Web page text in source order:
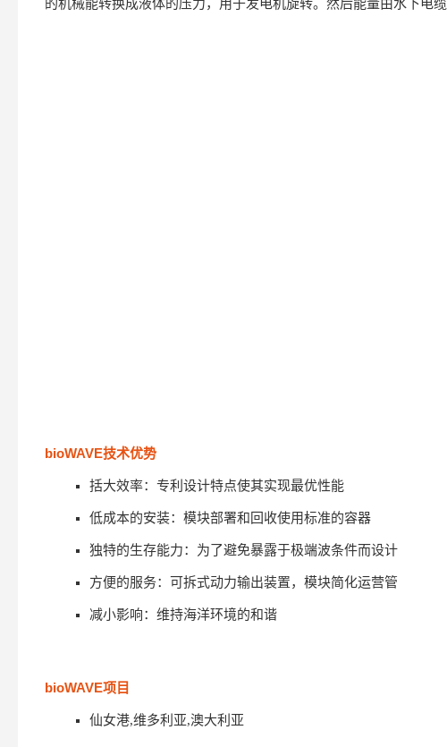
的机械能转换成液体的压力，用于发电机旋转。然后能量由水下电
bioWAVE技术优势
括大效率：专利设计特点使其实现最优性能
低成本的安装：模块部署和回收使用标准的容器
独特的生存能力：为了避免暴露于极端波条件而设计
方便的服务：可拆式动力输出装置，模块简化运营管
减小影响：维持海洋环境的和谐
bioWAVE项目
仙女港,维多利亚,澳大利亚